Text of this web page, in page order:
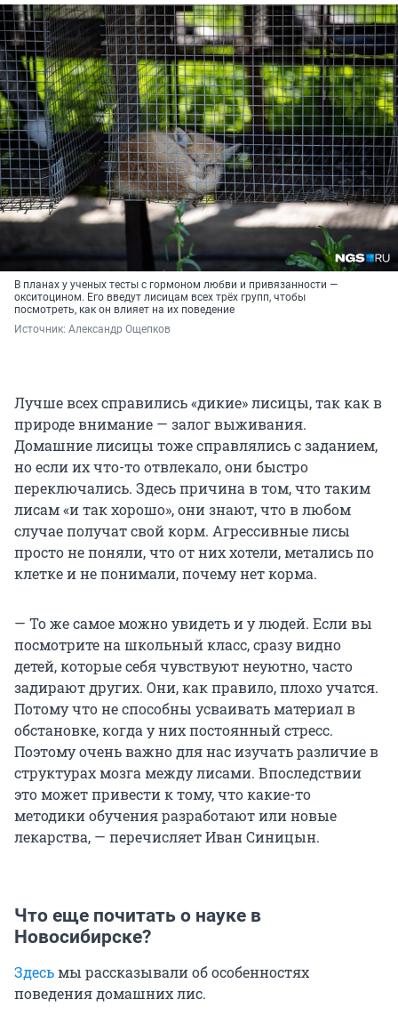
В планах у ученых тесты с гормоном любви и привязанности —
окситоцином. Его введут лисицам всех трёх групп, чтобы
посмотреть, как он влияет на их поведение
Источник: Александр Ощепков
Лучше всех справились «дикие» лисицы, так как в
природе внимание — залог выживания.
Домашние лисицы тоже справлялись с заданием,
но если их что-то отвлекало, они быстро
переключались. Здесь причина в том, что таким
лисам «и так хорошо», они знают, что в любом
случае получат свой корм. Агрессивные лисы
просто не поняли, что от них хотели, метались по
клетке и не понимали, почему нет корма.
— То же самое можно увидеть и у людей. Если вы
посмотрите на школьный класс, сразу видно
детей, которые себя чувствуют неуютно, часто
задирают других. Они, как правило, плохо учатся.
Потому что не способны усваивать материал в
обстановке, когда у них постоянный стресс.
Поэтому очень важно для нас изучать различие в
структурах мозга между лисами. Впоследствии
это может привести к тому, что какие-то
методики обучения разработают или новые
лекарства, — перечисляет Иван Синицын.
Что еще почитать о науке в
Новосибирске?
Здесьмы рассказывали об особенностях
поведения домашних лис.